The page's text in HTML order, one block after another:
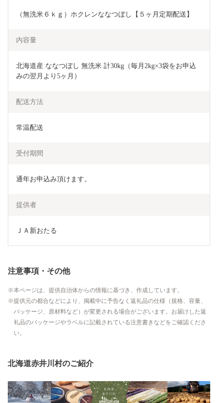
（無洗米６ｋｇ）ホクレンななつぼし【５ヶ月定期配送】
内容量
北海道産 ななつぼし 無洗米 計30kg（毎月2kg×3袋をお申込
みの翌月より5ヶ月）
配送方法
常温配送
受付期間
通年お申込み頂けます。
提供者
ＪＡ新おたる
注意事項・その他
本ページは、提供自治体からの情報に基づき、作成しています。
提供元の都合などにより、掲載中に予告なく返礼品の仕様（規格、容量、
パッケージ、原材料など）が変更される場合がございます。お届けした返
礼品のパッケージやラベルに記載されている注意書きなどをご確認くださ
い。
北海道赤井川村のご紹介